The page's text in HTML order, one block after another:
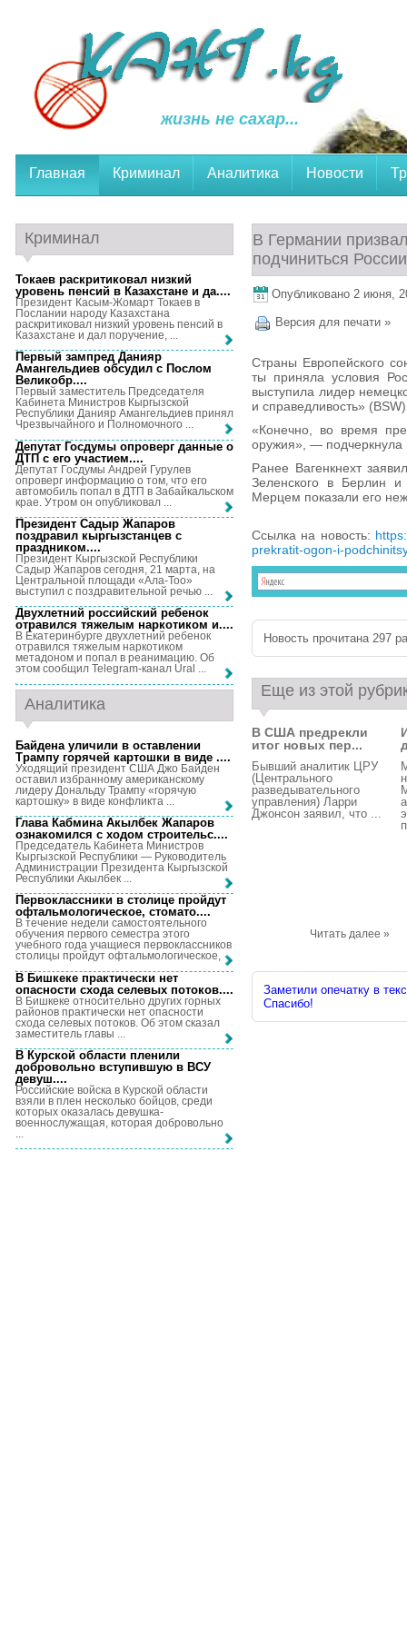
жизнь не сахар...
Главная Криминал Аналитика Новости
В Германии
подчиниться России
Опубликовано 2 июня,
Версия для печати »
Страны Европейского
ты приняла условия
выступила лидер
и справедливость»
«Конечно, во время
оружия», — подчеркнула
Ранее Вагенкнехт
Зеленского в Берлин
Мерцем показали его
Ссылка на новость:
prekratit-ogon-i-
Новость прочитана 297
Еще из этой
В США предрекли
итог новых пер...
Бывший аналитик ЦРУ
(Центрального
разведывательного
управления) Ларри
Джонсон заявил, что ...
Читать далее »
Заметили опечатку в
Спасибо!
Криминал
Токаев раскритиковал низкий
уровень пенсий в Казахстане и да....
Президент Касым-Жомарт Токаев в
Послании народу Казахстана
раскритиковал низкий уровень пенсий в
Казахстане и дал поручение, ...
Первый зампред Данияр
Амангельдиев обсудил с Послом
Великобр....
Первый заместитель Председателя
Кабинета Министров Кыргызской
Республики Данияр Амангельдиев принял
Чрезвычайного и Полномочного ...
Депутат Госдумы опроверг данные о
ДТП с его участием....
Депутат Госдумы Андрей Гурулев
опроверг информацию о том, что его
автомобиль попал в ДТП в Забайкальском
крае. Утром он опубликовал ...
Президент Садыр Жапаров
поздравил кыргызстанцев с
праздником....
Президент Кыргызской Республики
Садыр Жапаров сегодня, 21 марта, на
Центральной площади «Ала-Тоо»
выступил с поздравительной речью ...
Двухлетний российский ребенок
отравился тяжелым наркотиком и....
В Екатеринбурге двухлетний ребенок
отравился тяжелым наркотиком
метадоном и попал в реанимацию. Об
этом сообщил Telegram-канал Ural ...
Аналитика
Байдена уличили в оставлении
Трампу горячей картошки в виде ....
Уходящий президент США Джо Байден
оставил избранному американскому
лидеру Дональду Трампу «горячую
картошку» в виде конфликта ...
Глава Кабмина Акылбек Жапаров
ознакомился с ходом строительс....
Председатель Кабинета Министров
Кыргызской Республики — Руководитель
Администрации Президента Кыргызской
Республики Акылбек ...
Первоклассники в столице пройдут
офтальмологическое, стомато....
В течение недели самостоятельного
обучения первого семестра этого
учебного года учащиеся первоклассников
столицы пройдут офтальмологическое, ...
В Бишкеке практически нет
опасности схода селевых потоков....
В Бишкеке относительно других горных
районов практически нет опасности
схода селевых потоков. Об этом сказал
заместитель главы ...
В Курской области пленили
добровольно вступившую в ВСУ
девуш....
Российские войска в Курской области
взяли в плен несколько бойцов, среди
которых оказалась девушка-
военнослужащая, которая добровольно
...